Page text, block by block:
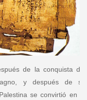
de la conquista del
y después de su
se convirtió en el